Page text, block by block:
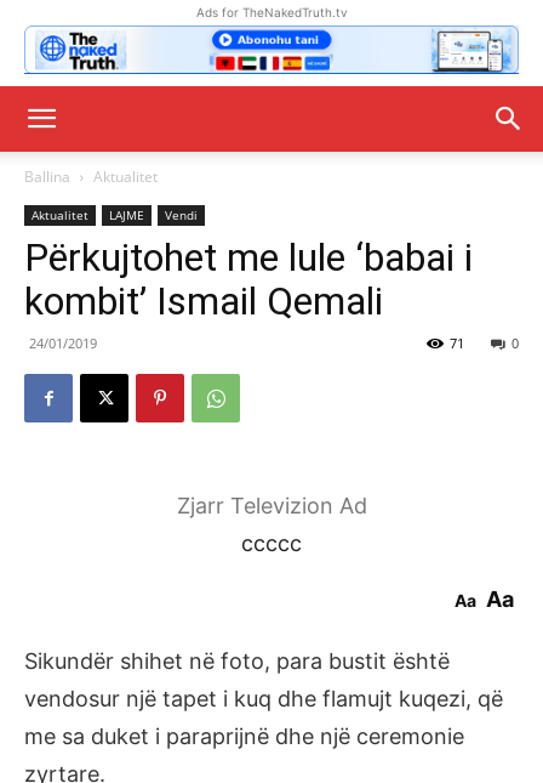
Ads for TheNakedTruth.tv
Ballina Aktualitet
Aktualitet LAJME Vendi
Përkujtohet me lule ‘babai i
kombit’ Ismail Qemali
24/01/2019 0
71
Zjarr Televizion Ad
ccccc
Aa Aa
Sikundër shihet në foto, para bustit është
vendosur një tapet i kuq dhe flamujt kuqezi, që
me sa duket i paraprijnë dhe një ceremonie
zyrtare.